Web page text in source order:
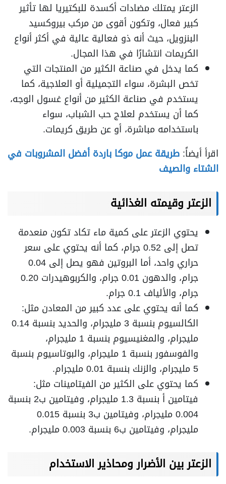
الزعتر يمتلك مضادات أكسدة للبكتيريا لها تأثير
كبير فعال، وتكون أقوى من مركب بيروكسيد
البنزويل، حيث أنه ذو فعالية عالية في أكثر أنواع
الكريمات انتشارًا في هذا المجال.
كما يدخل في صناعة الكثير من المنتجات التي
تخص البشرة، سواء التجميلية أو العلاجية، كما
يستخدم في صناعة الكثير من أنواع غسول الوجه،
كما أن يستخدم لعلاج حب الشباب، سواء
باستخدامه مباشرة، أو عن طريق كريمات.
اقرأ أيضاً: طريقة عمل موكا باردة أفضل المشروبات في
الشتاء والصيف
الزعتر وقيمته الغذائية
يحتوي الزعتر على كمية ماء تكاد تكون منعدمة
تصل إلى 0.52 جرام، كما أنه يحتوي على سعر
حراري واحد، أما البروتين فهو يصل إلى 0.04
جرام، والدهون 0.01 جرام، والكربوهيدرات 0.20
جرام، والألياف 0.1 جرام.
كما أنه يحتوي على عدد كبير من المعادن مثل:
الكالسيوم بنسبة 3 مليجرام، والحديد بنسبة 0.14
مليجرام، والمغنيسيوم بنسبة 1 مليجرام،
والفوسفور بنسبة 1 مليجرام، والبوتاسيوم بنسبة
5 مليجرام، والزنك بنسبة 0.01 مليجرام.
كما يحتوي على الكثير من الفيتامينات مثل:
فيتامين أ بنسبة 1.3 مليجرام، وفيتامين ب2 بنسبة
0.004 مليجرام، وفيتامين ب3 بنسبة 0.015
مليجرام، وفيتامين ب6 بنسبة 0.003 مليجرام.
الزعتر بين الأضرار ومحاذير الاستخدام